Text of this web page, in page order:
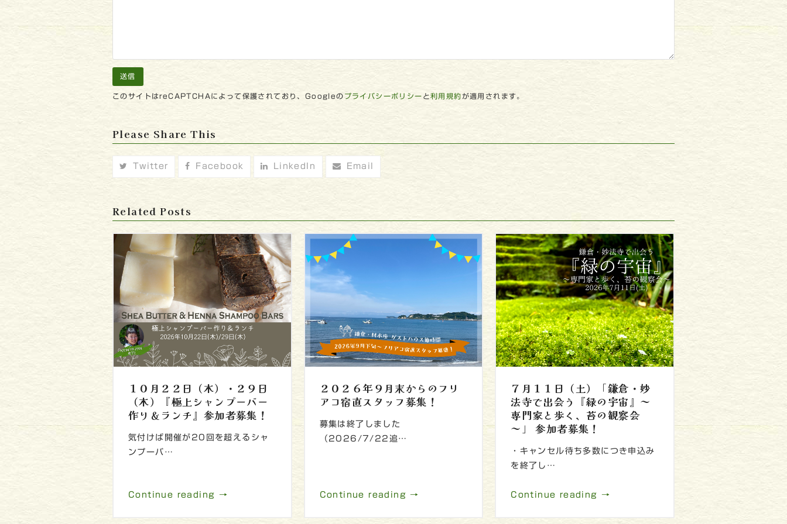
このサイトはreCAPTCHAによって保護されており、Googleの プライバシーポリシー と利用規約が適用されます。
Please Share This
Twitter Facebook LinkedIn Email
Related Posts
１０月２２日（木）・２９日
（木）『極上シャンプーバー
作り＆ランチ』参加者募集！
気付けば開催が20回を超えるシャ
ンプーバ…
Continue reading →
２０２６年９月末からのフリ
アコ宿直スタッフ募集！
募集は終了しました
（2026/7/22追…
Continue reading →
７月１１日（土）「鎌倉・妙
法寺で出会う『緑の宇宙』～
専門家と歩く、苔の観察会
～」 参加者募集！
・キャンセル待ち多数につき申込み
を終了し…
Continue reading →